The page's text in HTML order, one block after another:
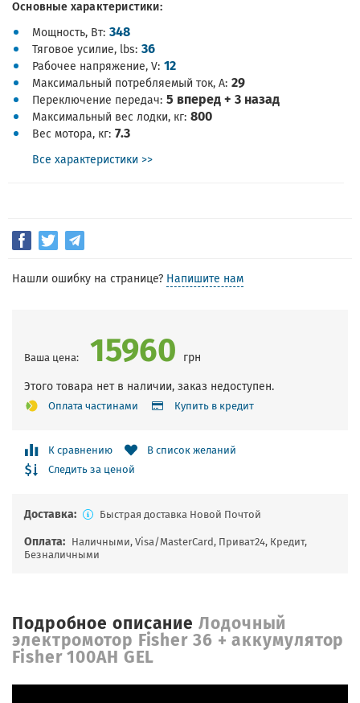
Основные характеристики:
Мощность, Вт 348
Тяговое усилие, lbs 36
Рабочее напряжение, V 12
Максимальный потребляемый ток, А 29
Переключение передач 5 вперед + 3 назад
Максимальный вес лодки, кг 800
Вес мотора, кг 7.3
Все характеристики >>
Нашли ошибку на странице? Напишите нам
Ваша цена: 15960 грн
Этого товара нет в наличии, заказ недоступен.
Оплата частинами Купить в кредит
К сравнению
В список желаний
Следить за ценой
Доставка: Быстрая доставка Новой Почтой
Оплата: Наличными, Visa/MasterCard, Приват24, Кредит,
Безналичными
Подробное описаниеЛодочный
электромотор Fisher 36 + аккумулятор
Fisher 100AH GEL